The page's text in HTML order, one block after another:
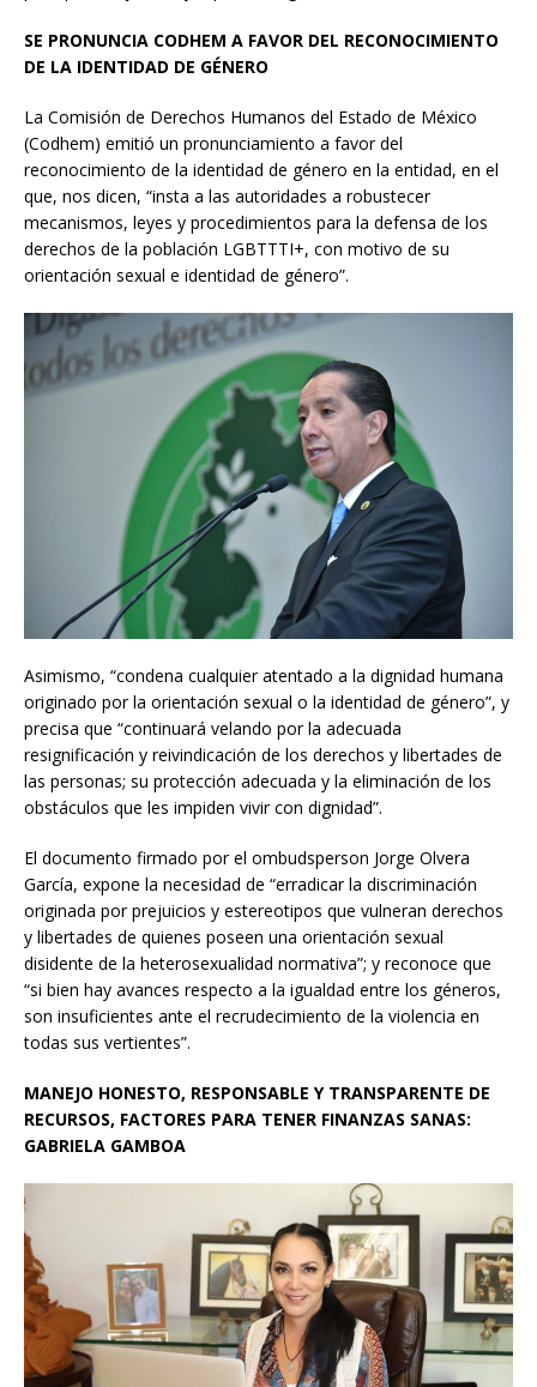
SE PRONUNCIA CODHEM A FAVOR DEL RECONOCIMIENTO
DE LA IDENTIDAD DE GÉNERO
La Comisión de Derechos Humanos del Estado de México
(Codhem) emitió un pronunciamiento a favor del
reconocimiento de la identidad de género en la entidad, en el
que, nos dicen, “insta a las autoridades a robustecer
mecanismos, leyes y procedimientos para la defensa de los
derechos de la población LGBTTTI+, con motivo de su
orientación sexual e identidad de género”.
Asimismo, “condena cualquier atentado a la dignidad humana
originado por la orientación sexual o la identidad de género”, y
precisa que “continuará velando por la adecuada
resignificación y reivindicación de los derechos y libertades de
las personas; su protección adecuada y la eliminación de los
obstáculos que les impiden vivir con dignidad”.
El documento firmado por el ombudsperson Jorge Olvera
García, expone la necesidad de “erradicar la discriminación
originada por prejuicios y estereotipos que vulneran derechos
y libertades de quienes poseen una orientación sexual
disidente de la heterosexualidad normativa”; y reconoce que
“si bien hay avances respecto a la igualdad entre los géneros,
son insuficientes ante el recrudecimiento de la violencia en
todas sus vertientes”.
MANEJO HONESTO, RESPONSABLE Y TRANSPARENTE DE
RECURSOS, FACTORES PARA TENER FINANZAS SANAS:
GABRIELA GAMBOA